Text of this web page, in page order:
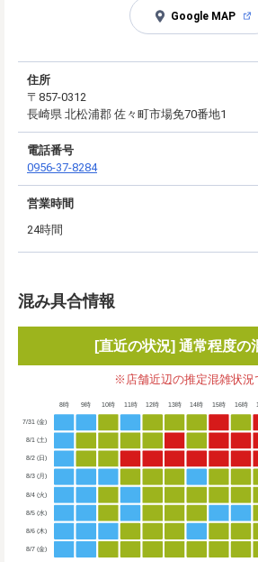
Google MAP
住所
〒857-0312
長崎県 北松浦郡 佐々町市場免70番地1
電話番号
0956-37-8284
営業時間
24時間
混み具合情報